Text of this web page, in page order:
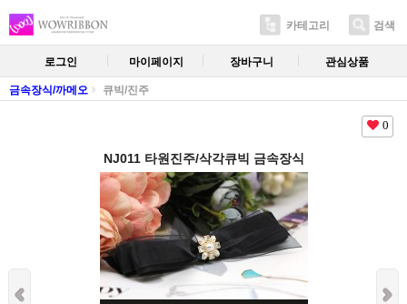
카테고리 검색
로그인 마이페이지 장바구니 관심상품
금속장식/까메오 큐빅/진주
0
NJ011 타원진주/삭각큐빅 금속장식